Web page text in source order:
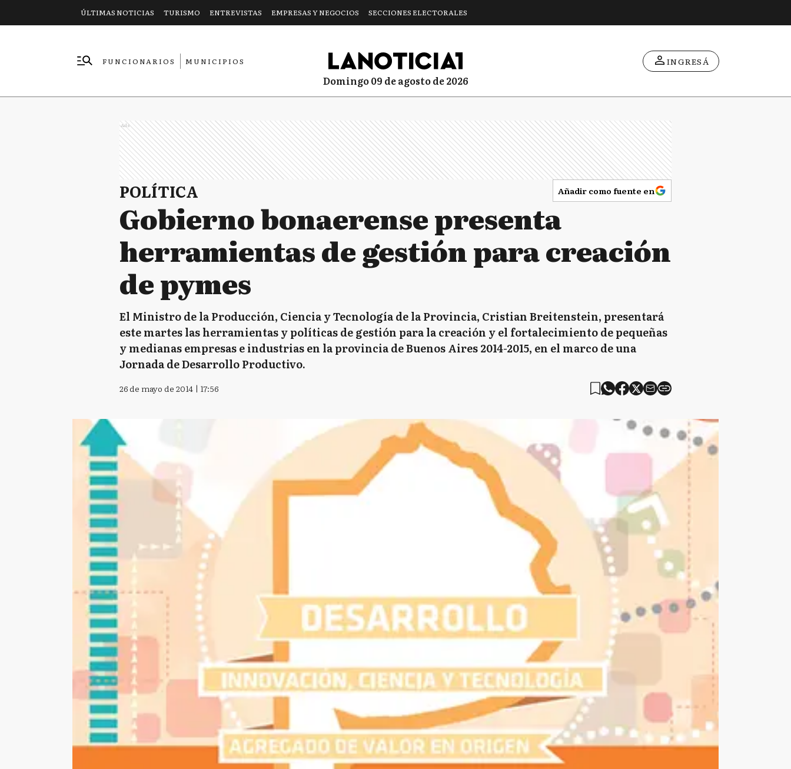
ÚLTIMAS NOTICIAS TURISMO ENTREVISTAS EMPRESAS Y NEGOCIOS SECCIONES ELECTORALES
FUNCIONARIOS
MUNICIPIOS
domingo 09 de agosto de 2026
INGRESÁ
Ads
POLÍTICA Añadir como fuente en
Gobierno bonaerense presenta
herramientas de gestión para creación
de pymes
El Ministro de la Producción, Ciencia y Tecnología de la Provincia, Cristian Breitenstein, presentará
este martes las herramientas y políticas de gestión para la creación y el fortalecimiento de pequeñas
y medianas empresas e industrias en la provincia de Buenos Aires 2014-2015, en el marco de una
Jornada de Desarrollo Productivo.
26 de mayo de 2014 | 17:56